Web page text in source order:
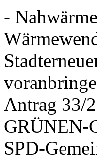
-
Antrag 33/
GRÜNEN-
SPD-